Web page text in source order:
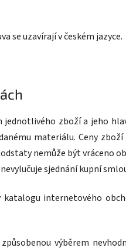
se uzavírají v českém jazyce.
jednotlivého zboží a jeho
materiálu. Ceny
nemůže být vráceno
sjednání kupní
katalogu internetového
výběrem